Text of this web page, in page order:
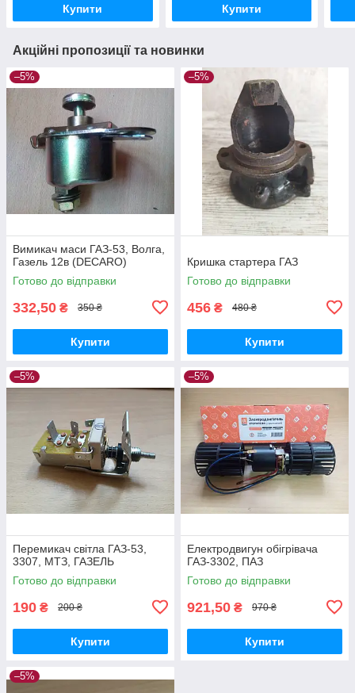
Купити Купити
Акційні пропозиції та новинки
–5%
Вимикач маси ГАЗ-53, Волга,
Газель 12в (DECARO)
Готово до відправки
332,50 ₴ 350 ₴
Купити
–5%
Кришка стартера ГАЗ
Готово до відправки
456 ₴ 480 ₴
Купити
–5%
Перемикач світла ГАЗ-53,
3307, МТЗ, ГАЗЕЛЬ
Готово до відправки
190 ₴ 200 ₴
Купити
–5%
Електродвигун обігрівача
ГАЗ-3302, ПАЗ
Готово до відправки
921,50 ₴ 970 ₴
Купити
–5%